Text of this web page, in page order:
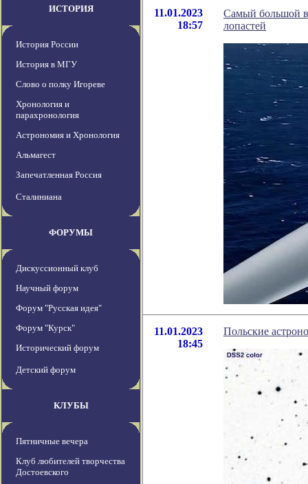
ИСТОРИЯ
История России
История в МГУ
Слово о полку Игореве
Хронология и
парахронология
Астрономия и Хронология
Альмагест
Запечатленная Россия
Сталиниана
ФОРУМЫ
Дискуссионный клуб
Научный форум
Форум "Русская идея"
Форум "Курск"
Исторический форум
Детский форум
КЛУБЫ
Пятничные вечера
Клуб любителей творчества
Достоевского
11.01.2023
18:57
Самый большой
лопастей
11.01.2023
18:45
Польские